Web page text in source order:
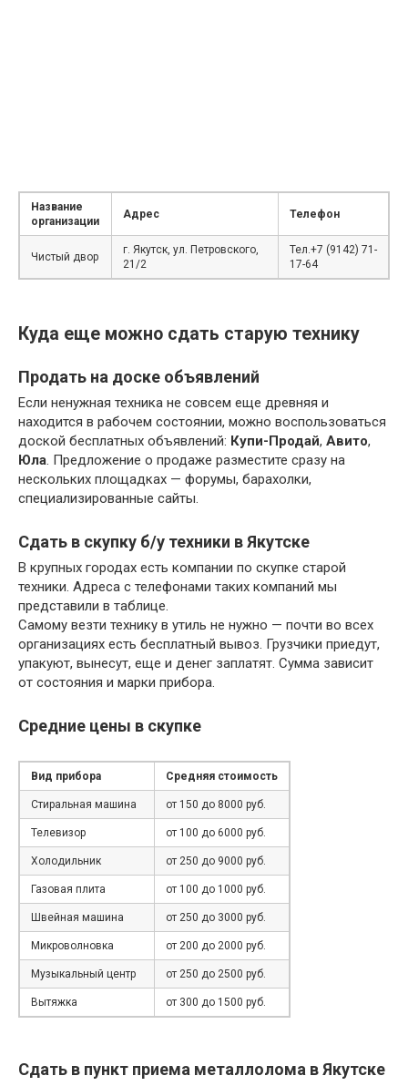
Название
организации
Адрес Телефон
Чистый двор
г. Якутск, ул. Петровского,
21/2
Тел.+7 (9142) 71-
17-64
Куда еще можно сдать старую технику
Продать на доске объявлений
Если ненужная техника не совсем еще древняя и
находится в рабочем состоянии, можно воспользоваться
доской бесплатных объявлений: Купи-Продай, Авито,
Юла. Предложение о продаже разместите сразу на
нескольких площадках — форумы, барахолки,
специализированные сайты.
Сдать в скупку б/у техники в Якутске
В крупных городах есть компании по скупке старой
техники. Адреса с телефонами таких компаний мы
представили в таблице.
Самому везти технику в утиль не нужно — почти во всех
организациях есть бесплатный вывоз. Грузчики приедут,
упакуют, вынесут, еще и денег заплатят. Сумма зависит
от состояния и марки прибора.
Средние цены в скупке
Вид прибора Средняя стоимость
Стиральная машина от 150 до 8000 руб.
Телевизор от 100 до 6000 руб.
Холодильник от 250 до 9000 руб.
Газовая плита от 100 до 1000 руб.
Швейная машина от 250 до 3000 руб.
Микроволновка от 200 до 2000 руб.
Музыкальный центр от 250 до 2500 руб.
Вытяжка от 300 до 1500 руб.
Сдать в пункт приема металлолома в Якутске